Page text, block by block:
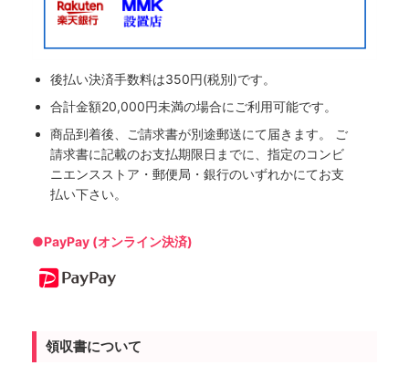
後払い決済手数料は350円(税別)です。
合計金額20,000円未満の場合にご利用可能です。
商品到着後、ご請求書が別途郵送にて届きます。 ご
請求書に記載のお支払期限日までに、指定のコンビ
ニエンスストア・郵便局・銀行のいずれかにてお支
払い下さい。
●PayPay (オンライン決済)
領収書について